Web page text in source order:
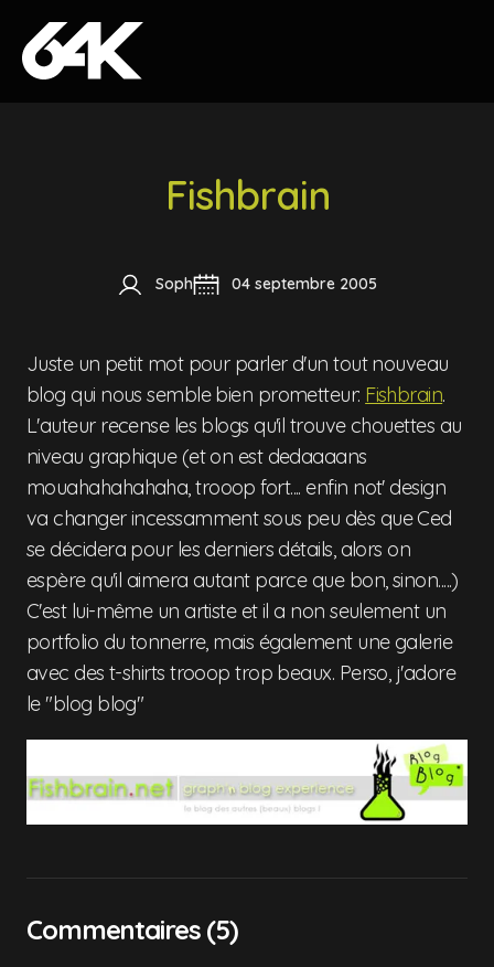
Skip to content
Fishbrain
Soph 04 septembre 2005
Juste un petit mot pour parler d'un tout nouveau
blog qui nous semble bien prometteur: Fishbrain.
L'auteur recense les blogs qu'il trouve chouettes au
niveau graphique (et on est dedaaaans
mouahahahahaha, trooop fort.... enfin not' design
va changer incessamment sous peu dès que Ced
se décidera pour les derniers détails, alors on
espère qu'il aimera autant parce que bon, sinon.....)
C'est lui-même un artiste et il a non seulement un
portfolio du tonnerre, mais également une galerie
avec des t-shirts trooop trop beaux. Perso, j'adore
le "blog blog"
Commentaires (5)